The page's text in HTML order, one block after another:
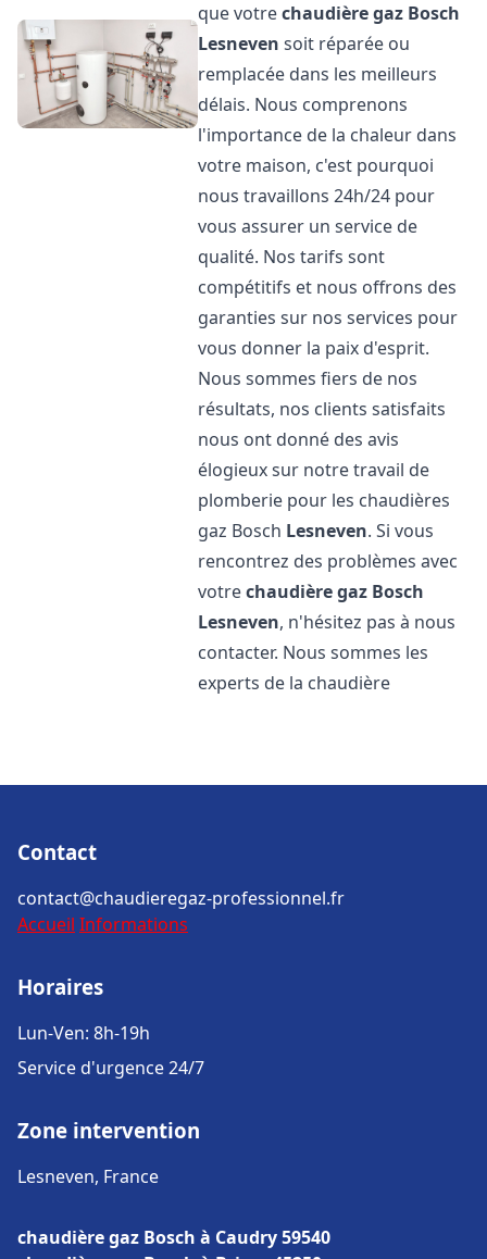
que votrechaudière gaz Bosch
Lesneven soit réparée ou
remplacée dans les meilleurs
délais. Nous comprenons
l'importance de la chaleur dans
votre maison, c'est pourquoi
nous travaillons 24h/24 pour
vous assurer un service de
qualité. Nos tarifs sont
compétitifs et nous offrons des
garanties sur nos services pour
vous donner la paix d'esprit.
Nous sommes fiers de nos
résultats, nos clients satisfaits
nous ont donné des avis
élogieux sur notre travail de
plomberie pour les chaudières
gaz Bosch Lesneven. Si vous
rencontrez des problèmes avec
votrechaudière gaz Bosch
Lesneven, n'hésitez pas à nous
contacter. Nous sommes les
experts de la chaudière
Contact
contact@chaudieregaz-professionnel.fr
Accueil Informations
Horaires
Lun-Ven: 8h-19h
Service d'urgence 24/7
Zone intervention
Lesneven, France
chaudière gaz Bosch à Caudry 59540